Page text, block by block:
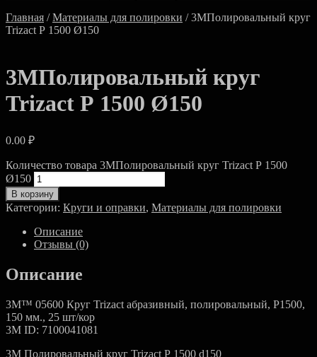
Главная /Материалы для полировки / 3MПолировальный круг
Trizact Р 1500 Ø150
3MПолировальный круг
Trizact Р 1500 Ø150
0.00 ₽
Количество товара 3MПолировальный круг Trizact Р 1500
Ø150
В корзину
Категории: Круги и оправки, Материалы для полировки
Описание
Отзывы (0)
Описание
3M™ 05600 Круг Trizact абразивный, полировальный, Р1500,
150 мм., 25 шт/кор
3M ID: 7100041081
3M Полировальный круг Trizact Р 1500 d150